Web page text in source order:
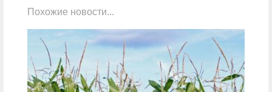
Похожие новости...